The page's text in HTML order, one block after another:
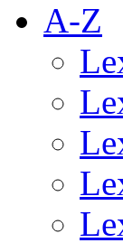
A-Z